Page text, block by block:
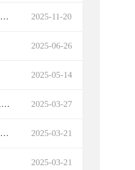
湖南省民政厅等七部门关于印发《湖南省推进社会救助“一件事”实施方案》的通知 2025-11-20
2025-06-26
2025-05-14
湖南省人民政府办公厅关于印发《湖南省2025年政务服务和数据工作要点》的通知 2025-03-27
湖南省人民政府办公厅关于印发《湖南省“高效办成一件事”2025年度第一批重点事项清单》的通知 2025-03-21
2025-03-21